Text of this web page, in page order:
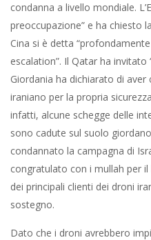
condanna a livello mondiale.
preoccupazione” e ha chiesto
Cina si è detta
escalation”. Il Qatar ha
Giordania ha dichiarato di
iraniano per la propria
infatti, alcune schegge delle
sono cadute sul suolo
condannato la campagna di
congratulato con i mullah per
dei principali clienti dei droni
sostegno.
Dato che i droni avrebbero